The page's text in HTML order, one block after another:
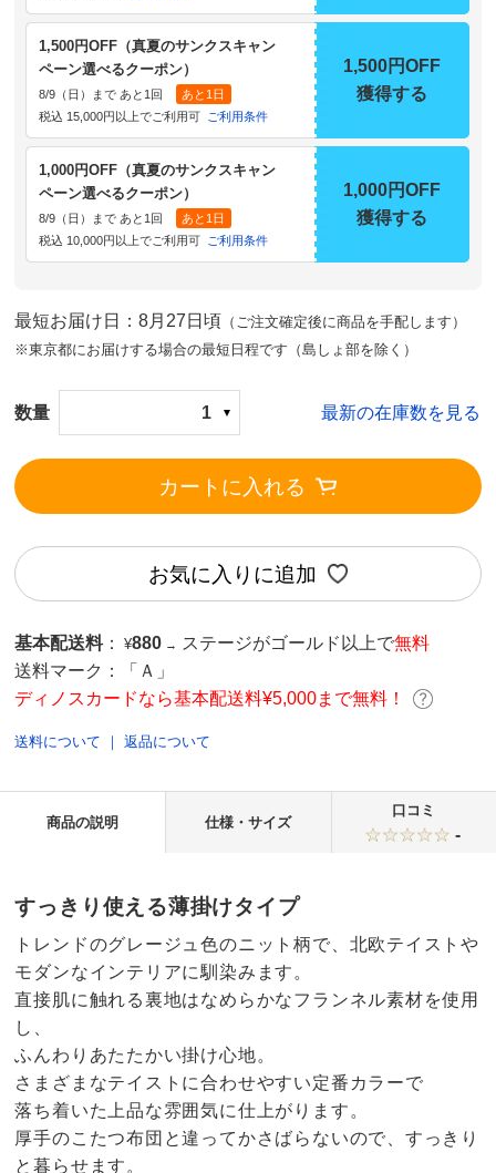
1,500円OFF（真夏のサンクスキャン
ペーン選べるクーポン）
8/9（日）まで あと1回
あと1日
税込 15,000円以上でご利用可
ご利用条件
1,500円OFF
獲得する
1,000円OFF（真夏のサンクスキャン
ペーン選べるクーポン）
8/9（日）まで あと1回
あと1日
税込 10,000円以上でご利用可
ご利用条件
1,000円OFF
獲得する
最短お届け日：8月27日頃 （ご注文確定後に商品を手配します）
※東京都にお届けする場合の最短日程です（島しょ部を除く）
数量 1 最新の在庫数を見る
カートに入れる
お気に入りに追加
基本配送料 ： ¥880 → ステージがゴールド以上で無料
送料マーク：
「Ａ」
ディノスカードなら基本配送料¥5,000まで無料！
送料について ｜返品について
商品の説明 仕様・サイズ
口コミ
-
すっきり使える薄掛けタイプ
トレンドのグレージュ色のニット柄で、北欧テイストや
モダンなインテリアに馴染みます。
直接肌に触れる裏地はなめらかなフランネル素材を使用
し、
ふんわりあたたかい掛け心地。
さまざまなテイストに合わせやすい定番カラーで
落ち着いた上品な雰囲気に仕上がります。
厚手のこたつ布団と違ってかさばらないので、すっきり
と暮らせます。